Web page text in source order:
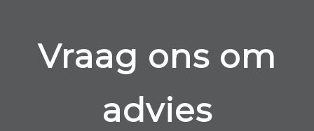
Vraag ons om
advies